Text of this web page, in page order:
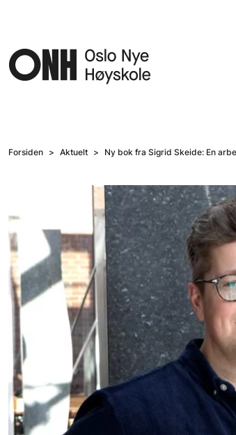
Forsiden Aktuelt Ny bok fra Sigrid Skeide: En